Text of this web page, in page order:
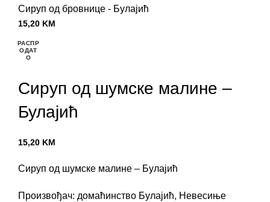
Сируп од бровнице - Булајић
15,20 KM
РАСПР
ОДАТ
О
Сируп од шумске малине –
Булајић
15,20 KM
Сируп од шумске малине – Булајић
Произвођач: домаћинство Булајић, Невесиње